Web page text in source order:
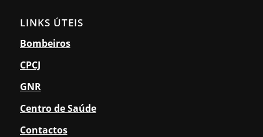
LINKS ÚTEIS
Bombeiros
CPCJ
GNR
Centro de Saúde
Contactos